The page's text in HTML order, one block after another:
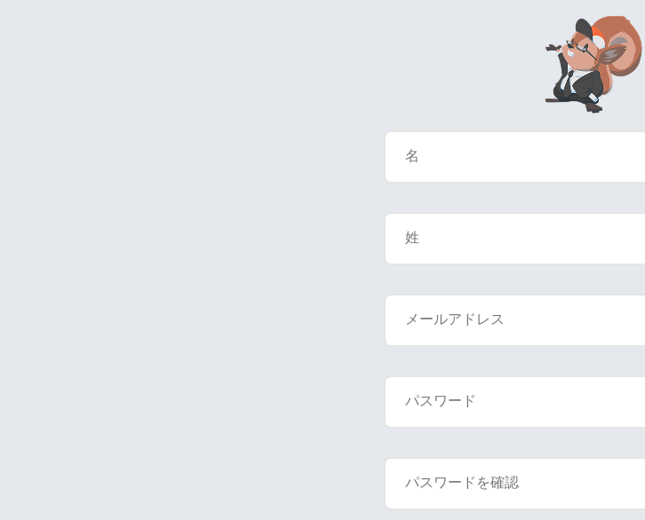
名
姓
メールアドレス
パスワード
パスワードを確認